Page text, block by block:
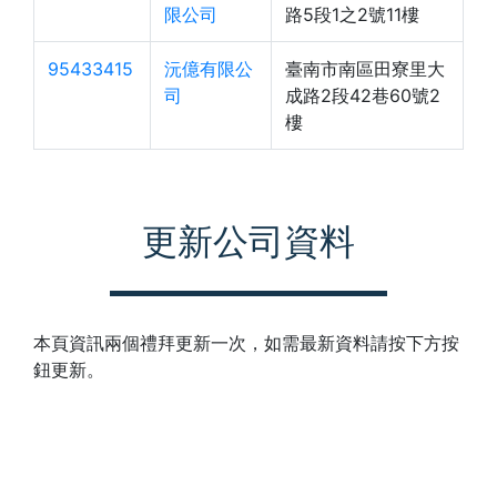
限公司
路5段1之2號11樓
95433415
沅億有限公
司
臺南市南區田寮里大
成路2段42巷60號2
樓
更新公司資料
本頁資訊兩個禮拜更新一次，如需最新資料請按下方按
鈕更新。